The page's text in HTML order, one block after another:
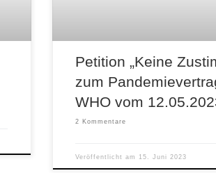
Petition „Keine
zum
WHO vom
2 Kommentare
Veröffentlicht am 15. Juni 2023